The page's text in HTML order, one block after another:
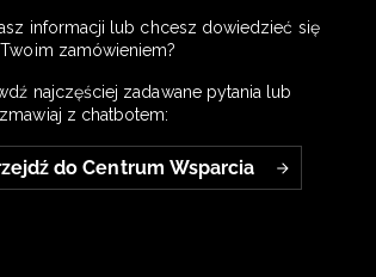
informacji lub chcesz dowiedzieć się
zamówieniem?
najczęściej zadawane pytania lub
z chatbotem:
do Centrum Wsparcia